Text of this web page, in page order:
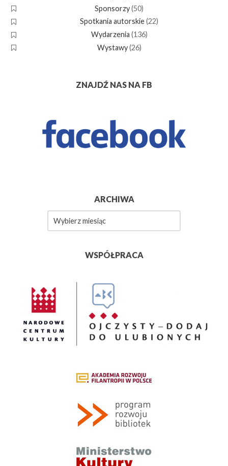
Sponsorzy(50)
Spotkania autorskie(22)
Wydarzenia (136)
Wystawy(26)
ZNAJDŹ NAS NA FB
ARCHIWA
WSPÓŁPRACA